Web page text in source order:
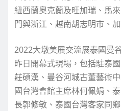
紐西蘭奧克蘭及旺加瑞、馬
門與浙江、越南胡志明市、
2022大墩美展交流展泰國曼
昨日開幕式現場，包括駐泰
莊碩漢、曼谷河城古董藝術
國台灣會館主席林何佩娟、
長郭修敏、泰國台灣客家同